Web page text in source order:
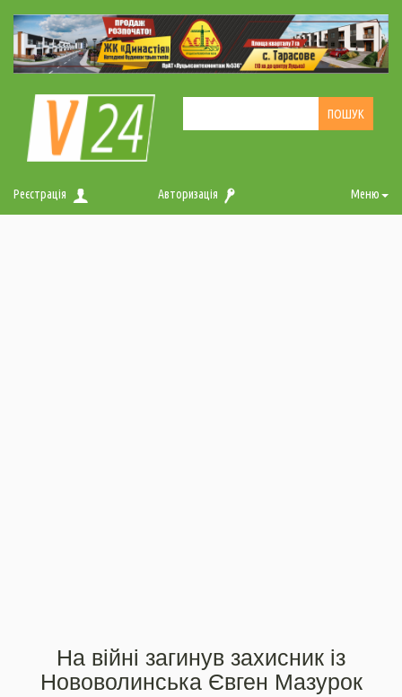
Реєстрація Авторизація Меню
На війні загинув захисник із
Нововолинська Євген Мазурок